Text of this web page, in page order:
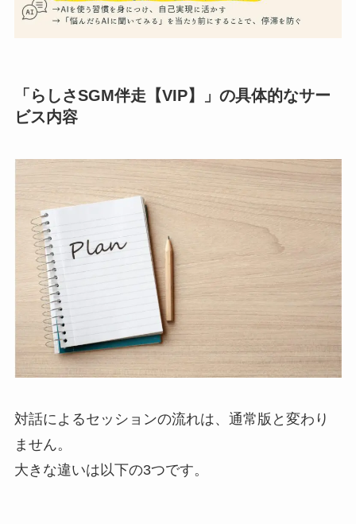
「らしさSGM伴走【VIP】」の具体的なサー
ビス内容
対話によるセッションの流れは、通常版と変わり
ません。
大きな違いは以下の3つです。